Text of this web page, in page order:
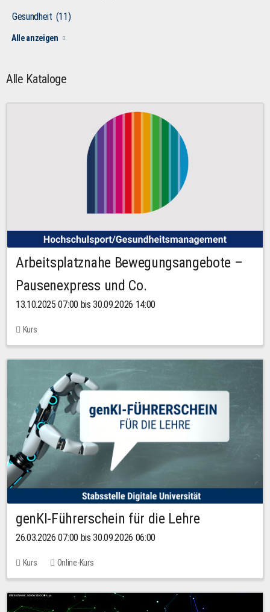
Gesundheit (11)
Alle anzeigen
Alle Kataloge
Arbeitsplatznahe Bewegungsangebote –
Pausenexpress und Co.
13.10.2025 07:00 bis 30.09.2026 14:00
Kurs
genKI-Führerschein für die Lehre
26.03.2026 07:00 bis 30.09.2026 06:00
Kurs Online-Kurs